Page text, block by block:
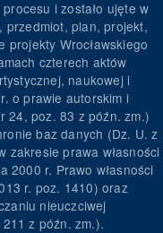
i zostało ujęte w
przedmiot, plan, projekt,
projekty Wrocławskiego
czterech aktów
naukowej i
o prawie autorskim i
24, poz. 83 z późn. zm.)
baz danych (Dz. U. z
zakresie prawa własności
2000 r. Prawo własności
r. poz. 1410) oraz
nieuczciwej
z późn. zm.).